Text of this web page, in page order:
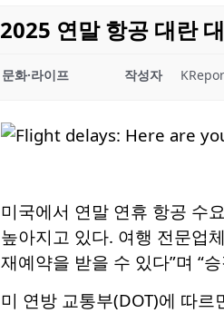
2025 연말 항공 대란
문화·라이프 작성자
미국에서 연말 연휴 항공 수
높아지고 있다. 여행 전문업
재예약을 받을 수 있다”며 “
미 연방 교통부(DOT)에 따